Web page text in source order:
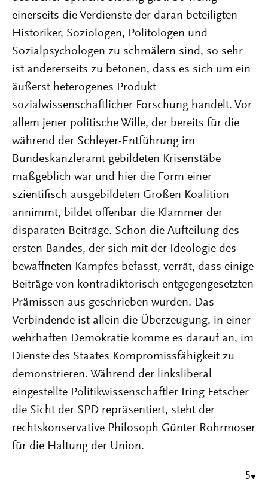
einerseits die Verdienste der daran beteiligten
Historiker, Soziologen, Politologen und
Sozialpsychologen zu schmälern sind, so sehr
ist andererseits zu betonen, dass es sich um ein
äußerst heterogenes Produkt
sozialwissenschaftlicher Forschung handelt. Vor
allem jener politische Wille, der bereits für die
während der Schleyer-Entführung im
Bundeskanzleramt gebildeten Krisenstäbe
maßgeblich war und hier die Form einer
szientifisch ausgebildeten Großen Koalition
annimmt, bildet offenbar die Klammer der
disparaten Beiträge. Schon die Aufteilung des
ersten Bandes, der sich mit der Ideologie des
bewaffneten Kampfes befasst, verrät, dass einige
Beiträge von kontradiktorisch entgegengesetzten
Prämissen aus geschrieben wurden. Das
Verbindende ist allein die Überzeugung, in einer
wehrhaften Demokratie komme es darauf an, im
Dienste des Staates Kompromissfähigkeit zu
demonstrieren. Während der linksliberal
eingestellte Politikwissenschaftler Iring Fetscher
die Sicht der SPD repräsentiert, steht der
rechtskonservative Philosoph Günter Rohrmoser
für die Haltung der Union.
5